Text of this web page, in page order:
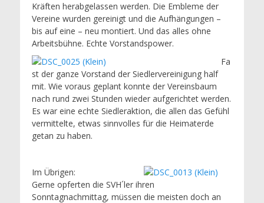
Kräften herabgelassen werden. Die Embleme der
Vereine wurden gereinigt und die Aufhängungen –
bis auf eine – neu montiert. Und das alles ohne
Arbeitsbühne. Echte Vorstandspower.
Fa
st der ganze Vorstand der Siedlervereinigung half
mit. Wie voraus geplant konnte der Vereinsbaum
nach rund zwei Stunden wieder aufgerichtet werden.
Es war eine echte Siedleraktion, die allen das Gefühl
vermittelte, etwas sinnvolles für die Heimaterde
getan zu haben.
Im Übrigen:
Gerne opferten die SVH´ler ihren
Sonntagnachmittag, müssen die meisten doch an